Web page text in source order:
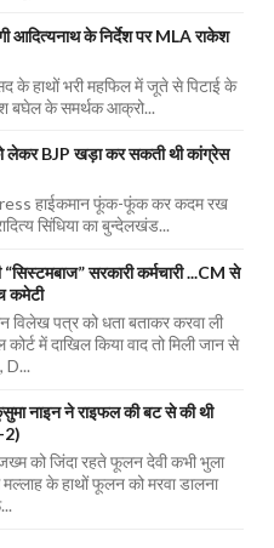
आदित्यनाथ के निर्देश पर MLA राकेश
हाथों भरी महफिल में जूते से पिटाई के
बघेल के समर्थक आक्रो...
लेकर BJP खड़ा कर सकती थी कांग्रेस
हाईकमान फूंक-फूंक कर कदम रख
सिंधिया का बुन्देलखंड...
सरकारी कर्मचारी ...CM से
कमेटी
विलेख पत्र को धता बताकर करवा ली
में दाखिल किया वाद तो मिली जान से
D...
नाइन ने राइफल की बट से की थी
2)
को जिंदा रहते फूलन देवी कभी भुला
के हाथों फूलन को मरवा डालना